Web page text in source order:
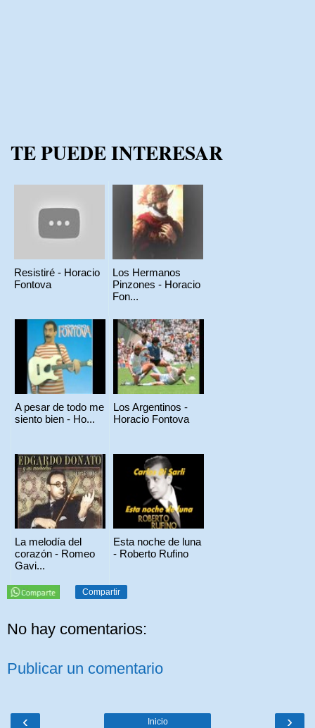
TE PUEDE INTERESAR
Resistiré - Horacio
Fontova
Los Hermanos
Pinzones - Horacio
Fon...
A pesar de todo me
siento bien - Ho...
Los Argentinos -
Horacio Fontova
La melodía del
corazón - Romeo
Gavi...
Esta noche de luna
- Roberto Rufino
Compartir
No hay comentarios:
Publicar un comentario
‹ ›
Inicio